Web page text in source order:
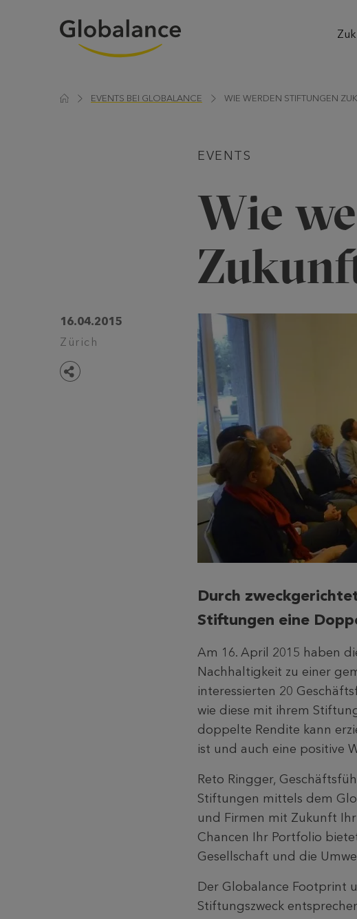
EVENTS BEI GLOBALANCE WIE WERDEN STIFTUNGEN
EVENTS
Wie
16.04.2015
Zürich
Teilen
Durch
Stiftungen eine
Am 16. April 2015 haben
Nachhaltigkeit zu einer
interessierten 20
wie diese mit ihrem
doppelte Rendite kann
ist und auch eine positive
Reto Ringger,
Stiftungen mittels dem
und Firmen mit Zukunft
Chancen Ihr Portfolio
Gesellschaft und die
Der Globalance Footprint
Stiftungszweck